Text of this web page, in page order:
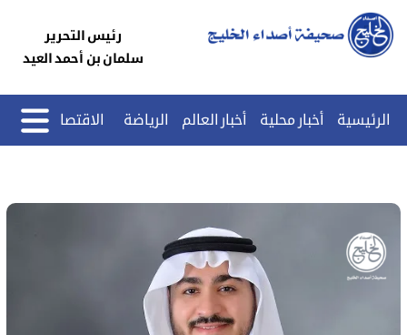
رئيس التحرير
سلمان بن أحمد العيد
الرئيسية أخبار محلية أخبار العالم الرياضة الاقتصاد